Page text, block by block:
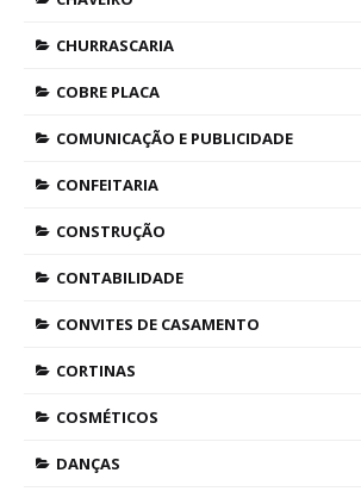
CHURRASCARIA
COBRE PLACA
COMUNICAÇÃO E PUBLICIDADE
CONFEITARIA
CONSTRUÇÃO
CONTABILIDADE
CONVITES DE CASAMENTO
CORTINAS
COSMÉTICOS
DANÇAS